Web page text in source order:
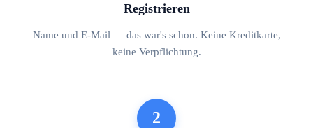
Registrieren
Name und E-Mail — das war's schon. Keine Kreditkarte,
keine Verpflichtung.
2